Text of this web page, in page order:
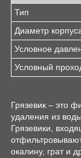
Тип
Диаметр
Условное
Условный
Грязевик – это
удаления из
Грязевики,
окалину, грат и